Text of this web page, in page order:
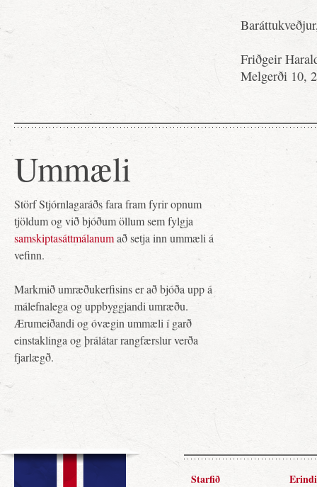
Friðgeir
Melgerði 10,
Ummæli
Störf Stjórnlagaráðs fara fram fyrir opnum
tjöldum og við bjóðum öllum sem fylgja
samskiptasáttmálanumað setja inn ummæli á
vefinn.
Markmið umræðukerfisins er að bjóða upp á
málefnalega og uppbyggjandi umræðu.
Ærumeiðandi og óvægin ummæli í garð
einstaklinga og þrálátar rangfærslur verða
fjarlægð.
Starfið Erindi